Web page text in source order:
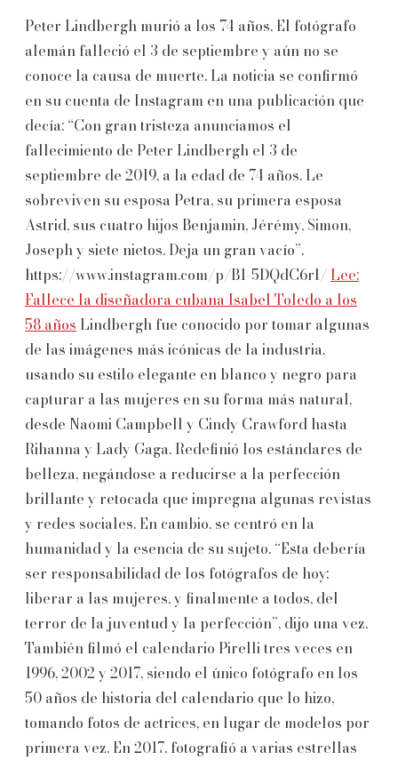
Peter Lindbergh murió a los 74 años. El fotógrafo
alemán falleció el 3 de septiembre y aún no se
conoce la causa de muerte. La noticia se confirmó
en su cuenta de Instagram en una publicación que
decía: “Con gran tristeza anunciamos el
fallecimiento de Peter Lindbergh el 3 de
septiembre de 2019, a la edad de 74 años. Le
sobreviven su esposa Petra, su primera esposa
Astrid, sus cuatro hijos Benjamin, Jérémy, Simon,
Joseph y siete nietos. Deja un gran vacío”.
https://www.instagram.com/p/B1-5DQdC6rl/ Lee:
Fallece la diseñadora cubana Isabel Toledo a los
58 años Lindbergh fue conocido por tomar algunas
de las imágenes más icónicas de la industria,
usando su estilo elegante en blanco y negro para
capturar a las mujeres en su forma más natural,
desde Naomi Campbell y Cindy Crawford hasta
Rihanna y Lady Gaga. Redefinió los estándares de
belleza, negándose a reducirse a la perfección
brillante y retocada que impregna algunas revistas
y redes sociales. En cambio, se centró en la
humanidad y la esencia de su sujeto. “Esta debería
ser responsabilidad de los fotógrafos de hoy:
liberar a las mujeres, y finalmente a todos, del
terror de la juventud y la perfección”, dijo una vez.
También filmó el calendario Pirelli tres veces en
1996, 2002 y 2017, siendo el único fotógrafo en los
50 años de historia del calendario que lo hizo,
tomando fotos de actrices, en lugar de modelos por
primera vez. En 2017, fotografió a varias estrellas